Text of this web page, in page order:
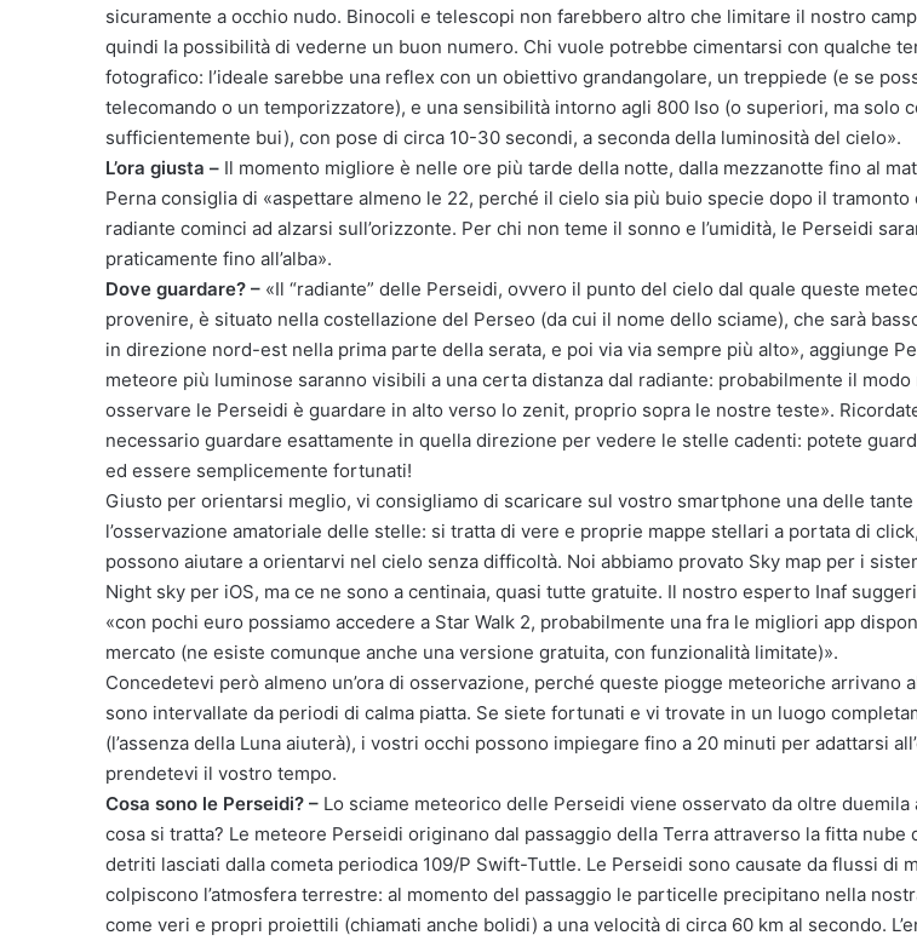
sicuramente a occhio nudo. Binocoli e telescopi non farebbero altro che limitare il nostro
quindi la possibilità di vederne un buon numero. Chi vuole potrebbe cimentarsi con qualche
fotografico: l’ideale sarebbe una reflex con un obiettivo grandangolare, un treppiede (e se
telecomando o un temporizzatore), e una sensibilità intorno agli 800 Iso (o superiori, ma solo
sufficientemente bui), con pose di circa 10-30 secondi, a seconda della luminosità del cielo».
L’ora giusta – Il momento migliore è nelle ore più tarde della notte, dalla mezzanotte fino al
Perna consiglia di «aspettare almeno le 22, perché il cielo sia più buio specie dopo il tramonto
radiante cominci ad alzarsi sull’orizzonte. Per chi non teme il sonno e l’umidità, le Perseidi
praticamente fino all’alba».
Dove guardare? – «Il “radiante” delle Perseidi, ovvero il punto del cielo dal quale queste
provenire, è situato nella costellazione del Perseo (da cui il nome dello sciame), che sarà
in direzione nord-est nella prima parte della serata, e poi via via sempre più alto», aggiunge
meteore più luminose saranno visibili a una certa distanza dal radiante: probabilmente il
osservare le Perseidi è guardare in alto verso lo zenit, proprio sopra le nostre teste».
necessario guardare esattamente in quella direzione per vedere le stelle cadenti: potete
ed essere semplicemente fortunati!
Giusto per orientarsi meglio, vi consigliamo di scaricare sul vostro smartphone una delle
l’osservazione amatoriale delle stelle: si tratta di vere e proprie mappe stellari a portata di
possono aiutare a orientarvi nel cielo senza difficoltà. Noi abbiamo provato Sky map per i
Night sky per iOS, ma ce ne sono a centinaia, quasi tutte gratuite. Il nostro esperto Inaf
«con pochi euro possiamo accedere a Star Walk 2, probabilmente una fra le migliori app
mercato (ne esiste comunque anche una versione gratuita, con funzionalità limitate)».
Concedetevi però almeno un’ora di osservazione, perché queste piogge meteoriche arrivano
sono intervallate da periodi di calma piatta. Se siete fortunati e vi trovate in un luogo
(l’assenza della Luna aiuterà), i vostri occhi possono impiegare fino a 20 minuti per adattarsi
prendetevi il vostro tempo.
Cosa sono le Perseidi? – Lo sciame meteorico delle Perseidi viene osservato da oltre duemila
cosa si tratta? Le meteore Perseidi originano dal passaggio della Terra attraverso la fitta nube
detriti lasciati dalla cometa periodica 109/P Swift-Tuttle. Le Perseidi sono causate da flussi di
colpiscono l’atmosfera terrestre: al momento del passaggio le particelle precipitano nella
come veri e propri proiettili (chiamati anche bolidi) a una velocità di circa 60 km al secondo.